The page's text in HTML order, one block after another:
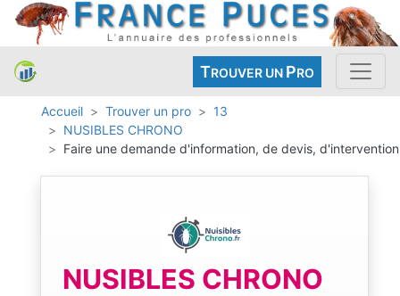
TROUVER UN PRO
Accueil Trouver un pro
13
NUSIBLES CHRONO
Faire une demande d'information, de devis, d'intervention
NUSIBLES CHRONO